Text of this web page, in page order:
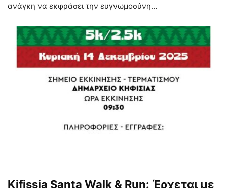
ανάγκη να εκφράσει την ευγνωμοσύνη…
Kifissia Santa Walk & Run: Έρχεται με